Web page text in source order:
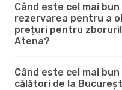
Când este cel mai
rezervarea pentru a
prețuri pentru
Atena?
Când este cel mai
călători de la